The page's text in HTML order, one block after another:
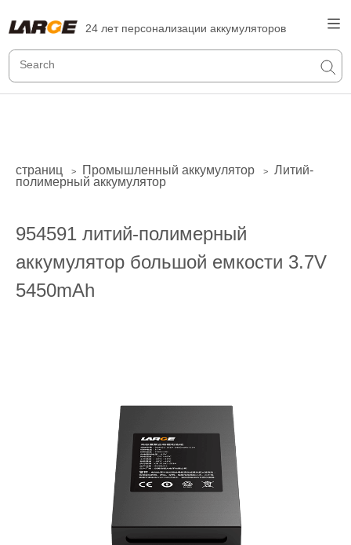
24 лет персонализации аккумуляторов
страниц > Промышленный аккумулятор >
Литий-
полимерный аккумулятор
954591 литий-полимерный
аккумулятор большой емкости 3.7V
5450mAh